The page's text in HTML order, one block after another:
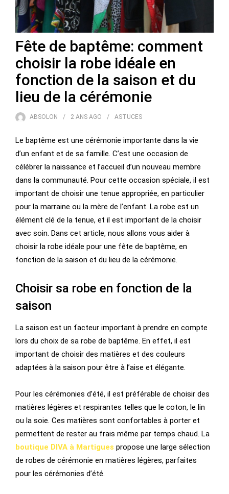
Fête de baptême: comment
choisir la robe idéale en
fonction de la saison et du
lieu de la cérémonie
ABSOLON 2 ANS AGO ASTUCES
Le baptême est une cérémonie importante dans la vie
d’un enfant et de sa famille. C’est une occasion de
célébrer la naissance et l’accueil d’un nouveau membre
dans la communauté. Pour cette occasion spéciale, il est
important de choisir une tenue appropriée, en particulier
pour la marraine ou la mère de l’enfant. La robe est un
élément clé de la tenue, et il est important de la choisir
avec soin. Dans cet article, nous allons vous aider à
choisir la robe idéale pour une fête de baptême, en
fonction de la saison et du lieu de la cérémonie.
Choisir sa robe en fonction de la
saison
La saison est un facteur important à prendre en compte
lors du choix de sa robe de baptême. En effet, il est
important de choisir des matières et des couleurs
adaptées à la saison pour être à l’aise et élégante.
Pour les cérémonies d’été, il est préférable de choisir des
matières légères et respirantes telles que le coton, le lin
ou la soie. Ces matières sont confortables à porter et
permettent de rester au frais même par temps chaud. La
boutique DIVA à Martigues propose une large sélection
de robes de cérémonie en matières légères, parfaites
pour les cérémonies d’été.